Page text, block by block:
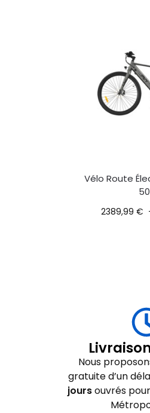
Vélo Route
2389,99 €
Nous
gratuite d’un
joursouvrés